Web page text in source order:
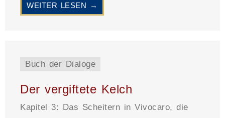
WEITER LESEN →
Buch der Dialoge
Der vergiftete Kelch
Kapitel 3: Das Scheitern in Vivocaro, die